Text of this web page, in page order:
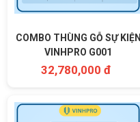
COMBO THÙNG GỖ SỰ KIỆN
VINHPRO G001
32,780,000 đ